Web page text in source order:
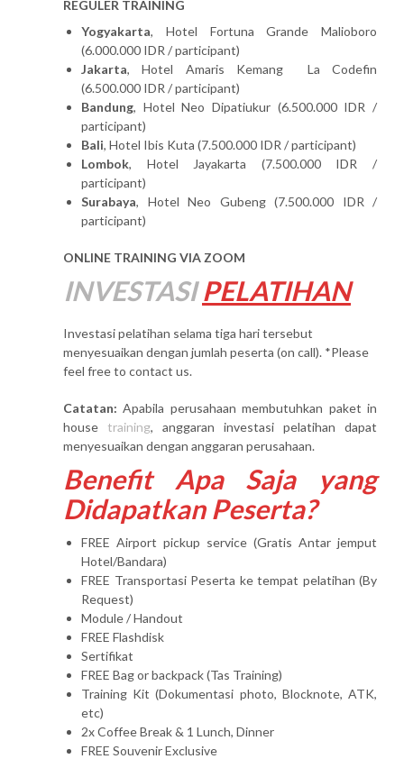
REGULER TRAINING
Yogyakarta, Hotel Fortuna Grande Malioboro
(6.000.000 IDR / participant)
Jakarta, Hotel Amaris Kemang La Codefin
(6.500.000 IDR / participant)
Bandung, Hotel Neo Dipatiukur (6.500.000 IDR /
participant)
Bali, Hotel Ibis Kuta (7.500.000 IDR / participant)
Lombok, Hotel Jayakarta (7.500.000 IDR /
participant)
Surabaya, Hotel Neo Gubeng (7.500.000 IDR /
participant)
ONLINE TRAINING VIA ZOOM
INVESTASI PELATIHAN
Investasi pelatihan selama tiga hari tersebut
menyesuaikan dengan jumlah peserta (on call). *Please
feel free to contact us.
Catatan: Apabila perusahaan membutuhkan paket in
house training, anggaran investasi pelatihan dapat
menyesuaikan dengan anggaran perusahaan.
Benefit Apa Saja yang
Didapatkan Peserta?
FREE Airport pickup service (Gratis Antar jemput
Hotel/Bandara)
FREE Transportasi Peserta ke tempat pelatihan (By
Request)
Module / Handout
FREE Flashdisk
Sertifikat
FREE Bag or backpack (Tas Training)
Training Kit (Dokumentasi photo, Blocknote, ATK,
etc)
2x Coffee Break & 1 Lunch, Dinner
FREE Souvenir Exclusive